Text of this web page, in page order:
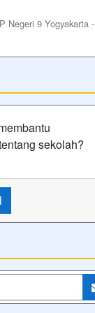
Negeri 9 Yogyakarta -
sekolah?